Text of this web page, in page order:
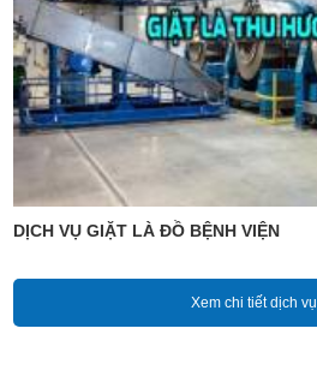
DỊCH VỤ GIẶT LÀ ĐỒ BỆNH VIỆN
Xem chi tiết dịch vụ